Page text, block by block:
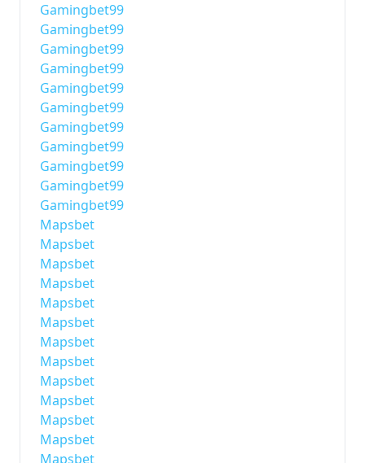
Gamingbet99
Gamingbet99
Gamingbet99
Gamingbet99
Gamingbet99
Gamingbet99
Gamingbet99
Gamingbet99
Gamingbet99
Gamingbet99
Gamingbet99
Mapsbet
Mapsbet
Mapsbet
Mapsbet
Mapsbet
Mapsbet
Mapsbet
Mapsbet
Mapsbet
Mapsbet
Mapsbet
Mapsbet
Mapsbet